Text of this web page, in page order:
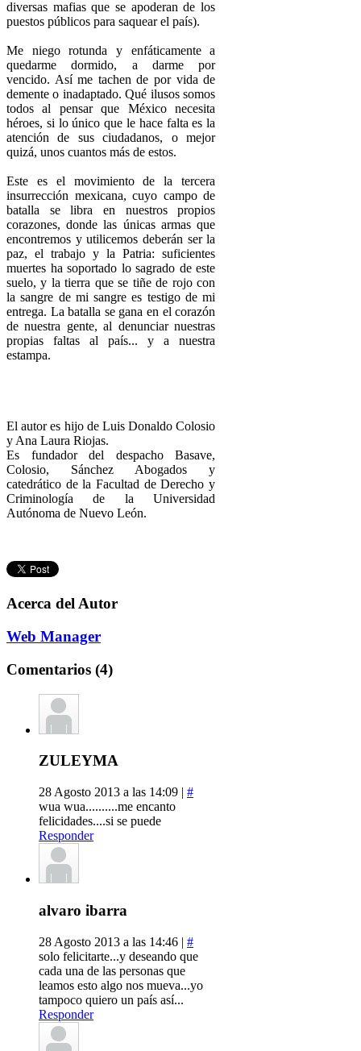
diversas mafias que se apoderan de los
puestos públicos para saquear el país).
Me niego rotunda y enfáticamente a
quedarme dormido, a darme por
vencido. Así me tachen de por vida de
demente o inadaptado. Qué ilusos somos
todos al pensar que México necesita
héroes, si lo único que le hace falta es la
atención de sus ciudadanos, o mejor
quizá, unos cuantos más de estos.
Este es el movimiento de la tercera
insurrección mexicana, cuyo campo de
batalla se libra en nuestros propios
corazones, donde las únicas armas que
encontremos y utilicemos deberán ser la
paz, el trabajo y la Patria: suficientes
muertes ha soportado lo sagrado de este
suelo, y la tierra que se tiñe de rojo con
la sangre de mi sangre es testigo de mi
entrega. La batalla se gana en el corazón
de nuestra gente, al denunciar nuestras
propias faltas al país... y a nuestra
estampa.
El autor es hijo de Luis Donaldo Colosio
y Ana Laura Riojas.
Es fundador del despacho Basave,
Colosio, Sánchez Abogados y
catedrático de la Facultad de Derecho y
Criminología de la Universidad
Autónoma de Nuevo León.
Acerca del Autor
Web Manager
Comentarios (4)
ZULEYMA
28 Agosto 2013 a las 14:09 | #
wua wua..........me encanto
felicidades....si se puede
Responder
alvaro ibarra
28 Agosto 2013 a las 14:46 | #
solo felicitarte...y deseando que
cada una de las personas que
leamos esto algo nos mueva...yo
tampoco quiero un país así...
Responder